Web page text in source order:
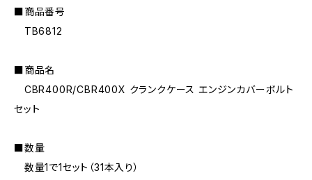
■商品番号
TB6812
■商品名
CBR400R/CBR400X クランクケース エンジンカバーボルト
セット
■数量
数量1で1セット（31本入り）